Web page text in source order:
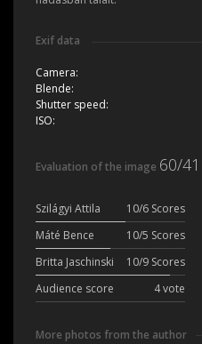
Exif data
Camera:
Blende:
Shutter speed:
ISO:
Evaluation of the image 60/
Szilágyi Attila 10/6 Scores
Máté Bence
10/5 Scores
Britta Jaschinski
10/9 Scores
Audience score
4 vote
More photos from the author